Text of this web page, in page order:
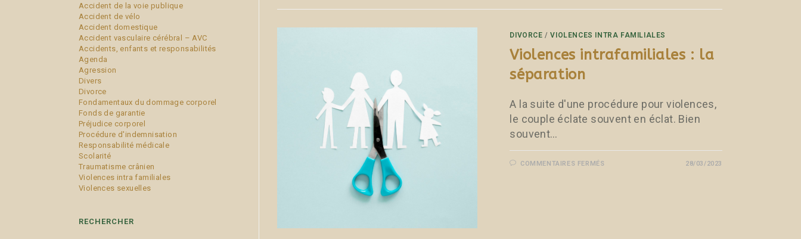
Accident de la voie publique
Accident de vélo
Accident domestique
Accident vasculaire cérébral – AVC
Accidents, enfants et responsabilités
Agenda
Agression
Divers
Divorce
Fondamentaux du dommage corporel
Fonds de garantie
Préjudice corporel
Procédure d'indemnisation
Responsabilité médicale
Scolarité
Traumatisme crânien
Violences intra familiales
Violences sexuelles
RECHERCHER
DIVORCE /VIOLENCES INTRA FAMILIALES
Violences intrafamiliales : la
séparation
A la suite d'une procédure pour violences,
le couple éclate souvent en éclat. Bien
souvent…
COMMENTAIRES FERMÉS 28/03/2023